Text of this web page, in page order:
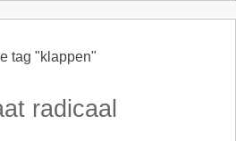
tag "klappen"
radicaal